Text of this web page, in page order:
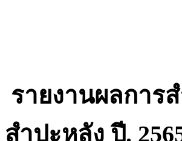
รายงานผลการ
สำปะหลัง ปี.